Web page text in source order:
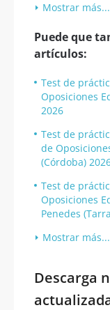
Mostrar
Puede que
artículos:
Test de
Oposiciones
2026
Test de
de
(Córdoba)
Test de
Oposiciones
Penedes
Mostrar
Descarga